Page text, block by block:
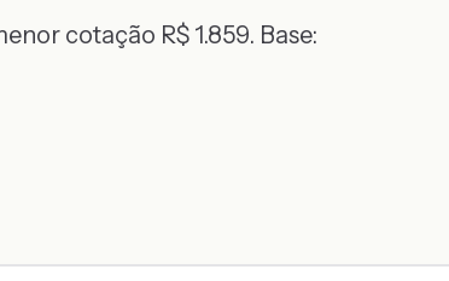
cotação R$ 1.859. Base: